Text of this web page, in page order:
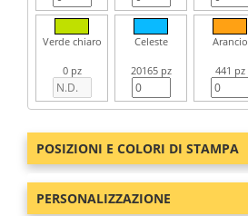
Verde chiaro
0 pz
Celeste
20165 pz
Arancio
441 pz
POSIZIONI E COLORI DI STAMPA
PERSONALIZZAZIONE